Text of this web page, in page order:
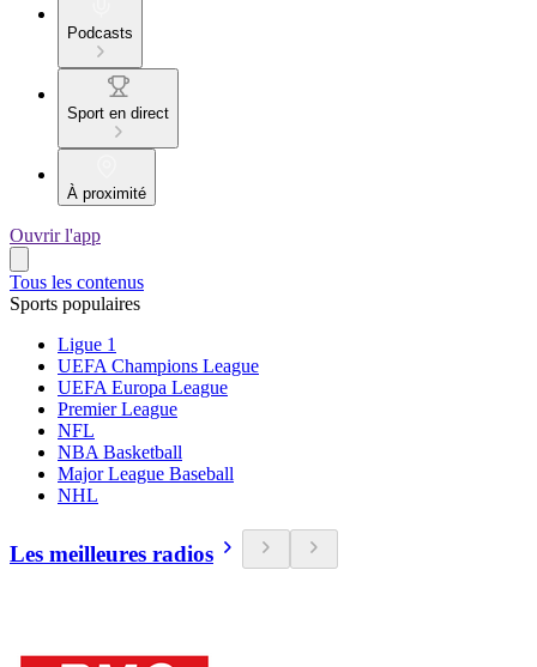
Podcasts
Sport en direct
À proximité
Ouvrir l'app
Tous les contenus
Sports populaires
Ligue 1
UEFA Champions League
UEFA Europa League
Premier League
NFL
NBA Basketball
Major League Baseball
NHL
Les meilleures radios